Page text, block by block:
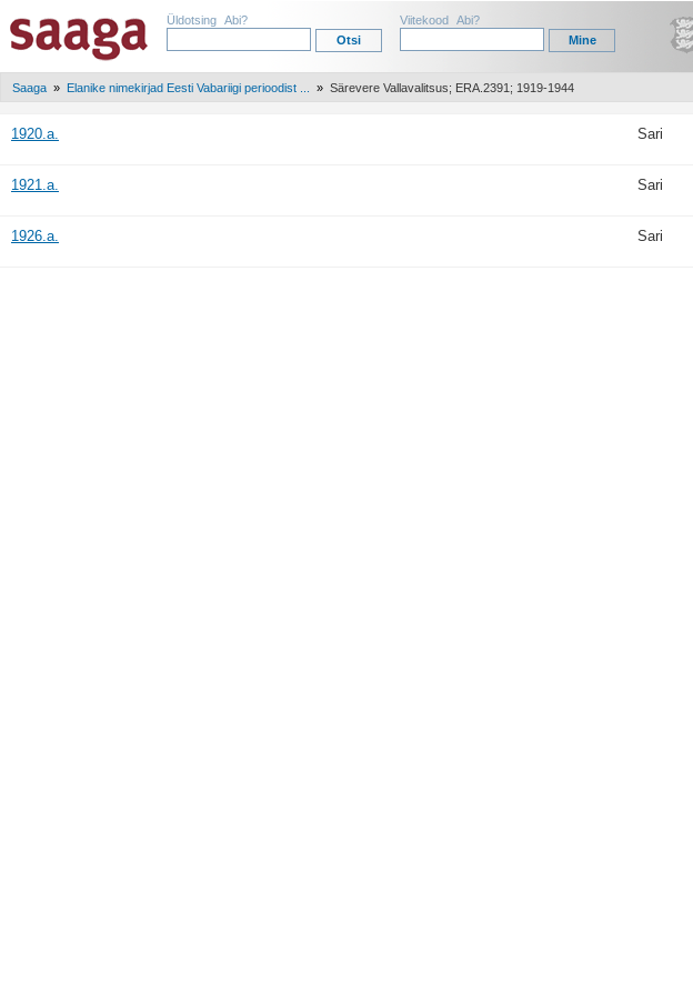
Üldotsing Abi? Viitekood Abi?
Saaga » Elanike nimekirjad Eesti Vabariigi perioodist ... » Särevere Vallavalitsus; ERA.2391; 1919-1944
1920.a. Sari
1921.a. Sari
1926.a. Sari